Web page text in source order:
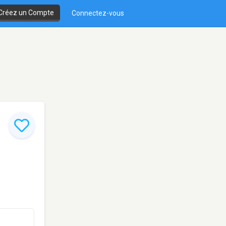
un Compte Connectez-vous